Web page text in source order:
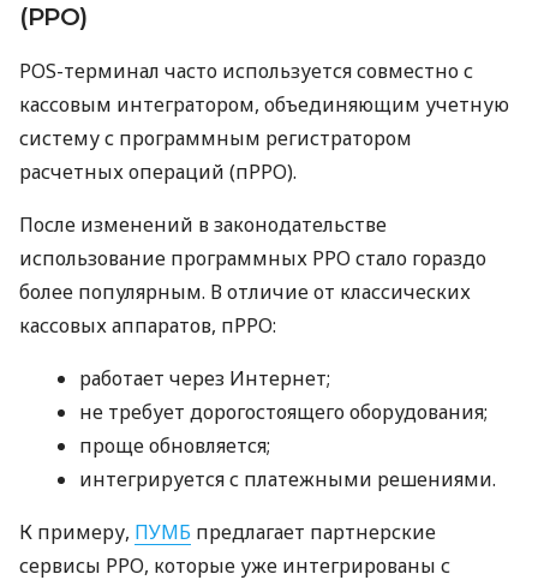
(РРО)
POS-терминал часто используется совместно с
кассовым интегратором, объединяющим учетную
систему с программным регистратором
расчетных операций (пРРО).
После изменений в законодательстве
использование программных РРО стало гораздо
более популярным. В отличие от классических
кассовых аппаратов, пРРО:
работает через Интернет;
не требует дорогостоящего оборудования;
проще обновляется;
интегрируется с платежными решениями.
К примеру, ПУМБ предлагает партнерские
сервисы РРО, которые уже интегрированы с